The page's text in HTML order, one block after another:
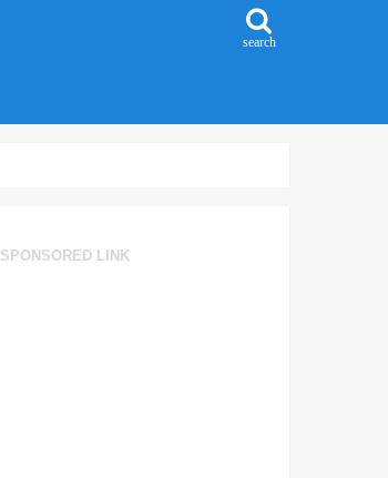
search
SPONSORED LINK